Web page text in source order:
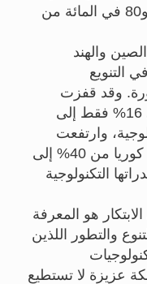
المائة من المنشورات العلمية و80 في المائة من
والهند
التنويع
وقد قفزت
الصين من كونها متخصصة في 16% فقط إلى
وارتفعت
القدرات التكنولوجية لجمهورية كوريا من 40% إلى
التكنولوجية
هو المعرفة
والتطور اللذين
عزيزة لا تستطيع